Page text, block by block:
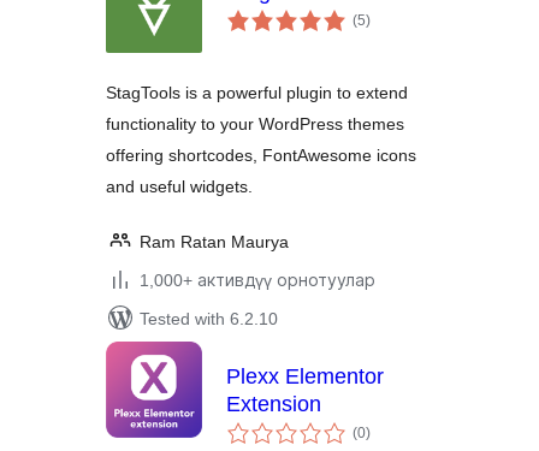
(5total
ratings
)
StagTools is a powerful plugin to extend
functionality to your WordPress themes
offering shortcodes, FontAwesome icons
and useful widgets.
Ram Ratan Maurya
1,000+ активдүү орнотуулар
Tested with 6.2.10
Plexx Elementor
Extension
(0total
ratings
)